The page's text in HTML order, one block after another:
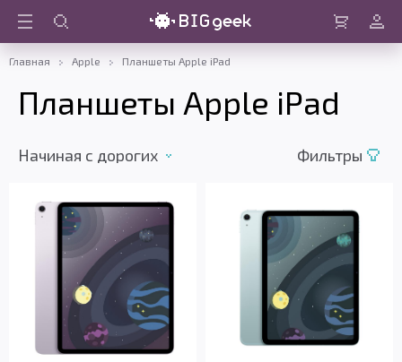
Войти
Главная Apple Планшеты Apple iPad
Планшеты Apple iPad
Начиная с дорогих Фильтры